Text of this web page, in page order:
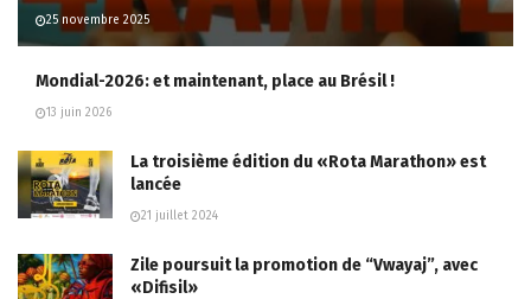
25 novembre 2025
Mondial-2026: et maintenant, place au Brésil !
13 juin 2026
La troisième édition du «Rota Marathon» est
lancée
21 juillet 2024
Zile poursuit la promotion de “Vwayaj”, avec
«Difisil»